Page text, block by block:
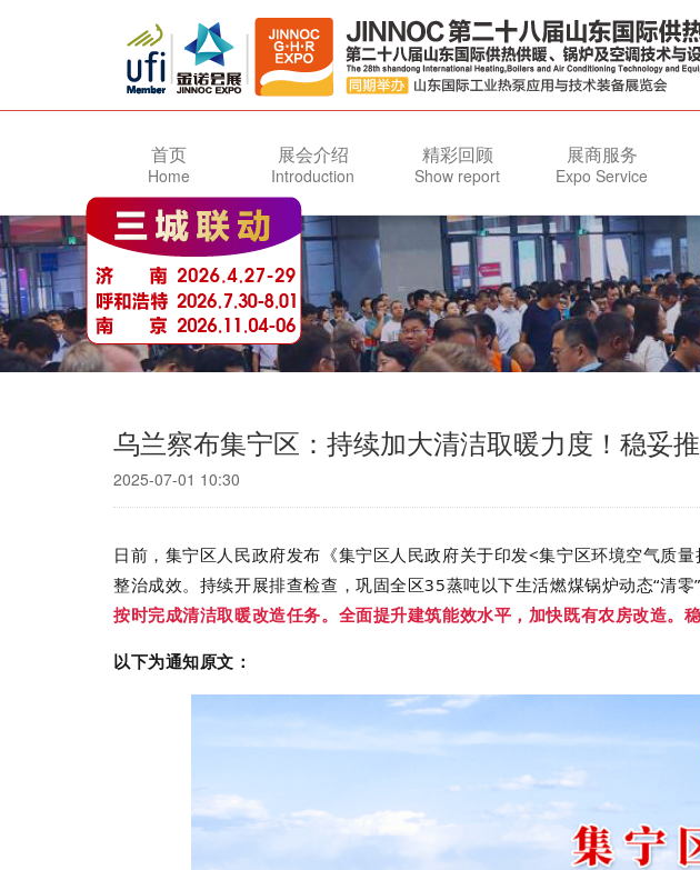
首页
Home
展会介绍
Introduction
精彩回顾
Show report
展商服务
Expo Service
乌兰察布集宁区：持续加大清洁取暖力度！稳妥
2025-07-01 10:30
日前，集宁区人民政府发布《集宁区人民政府关于印发<集宁区环境空气质
整治成效。持续开展排查检查，巩固全区35蒸吨以下生活燃煤锅炉动态“清
按时完成清洁取暖改造任务。全面提升建筑能效水平，加快既有农房改造。
以下为通知原文：